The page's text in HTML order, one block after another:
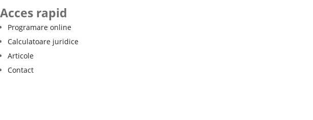
Acces rapid
Programare online
Calculatoare juridice
Articole
Contact